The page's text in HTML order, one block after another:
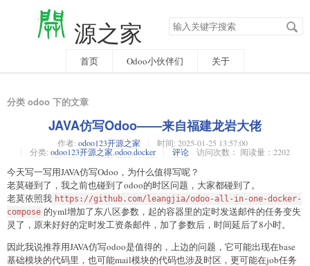
源之家 搜
索
字
首页 Odoo小伙伴们 关于
分类 odoo 下的文章
JAVA仿写Odoo——来自福建龙岩大佬
作者: odoo123开源之家 时间: 2025-01-25 13:57:00
分类: odoo123开源之家 odoo,docker 评论 访问次数： 阅读量：2202
今天写一写用JAVA仿写Odoo，为什么值得写呢？
老莫碰到了，我之前也碰到了odoo的时区问题，大家都碰到了。
老莫依照我 https://github.com/leangjia/odoo-all-in-one-docker-
compose 的yml增加了东八区参数，起的容器里的定时发送邮件的任务变失
灵了，原来好好的定时发工资条邮件，加了参数后，时间延后了8小时。
因此我说推荐用JAVA仿写odoo是值得的，上边的问题，它可能出现在base
基础模块的代码里，也可能mail模块的代码也涉及时区，更可能在job任务